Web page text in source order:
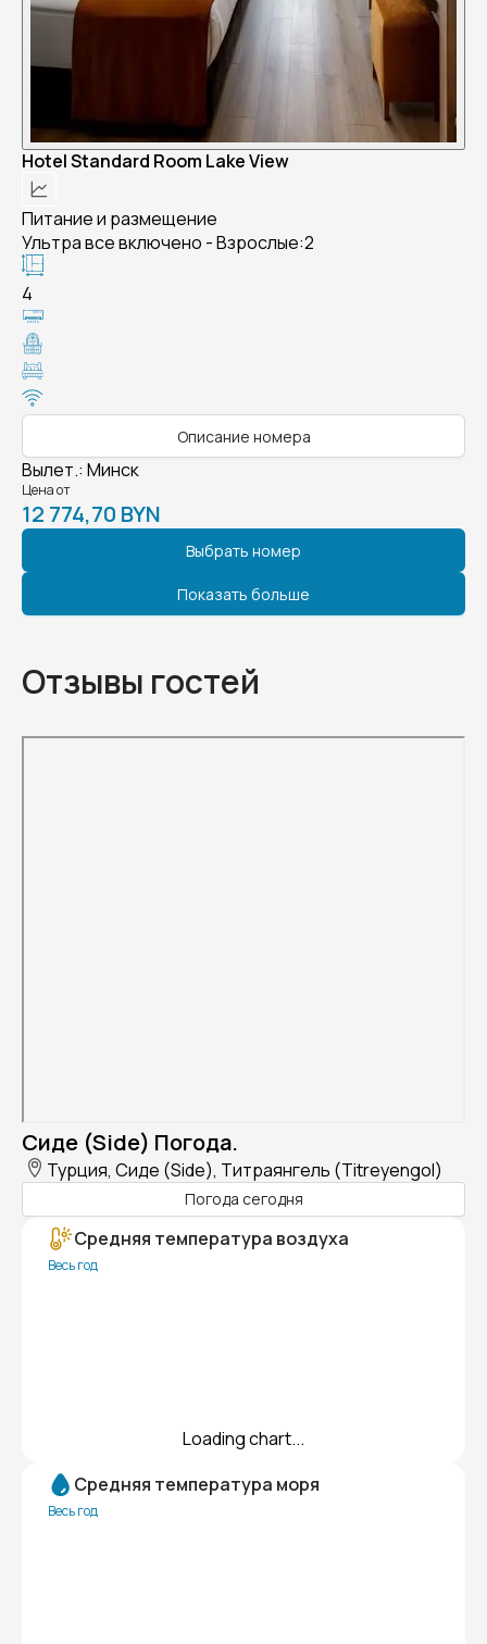
Hotel Standard Room Lake View
Питание и размещение
Ультра все включено - Взрослые:2
4
Описание номера
Вылет.: Минск
Цена от
12 774,70 BYN
Выбрать номер
Показать больше
Отзывы гостей
Сиде (Side) Погода.
Турция, Сиде (Side), Титраянгель (Titreyengol)
Погода сегодня
Средняя температура воздуха
Весь год
Loading chart...
Средняя температура моря
Весь год